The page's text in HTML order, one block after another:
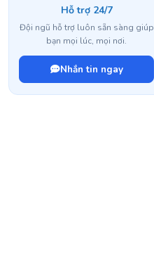
Hỗ trợ 24/7
Đội ngũ hỗ trợ luôn sẵn sàng giúp
bạn mọi lúc, mọi nơi.
Nhắn tin ngay